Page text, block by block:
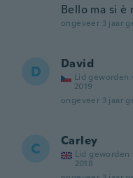
Bello ma si
ongeveer 3 jaar
D David
Lid geworden
2019
ongeveer 3 jaar
C Carley
Lid geworden
2018